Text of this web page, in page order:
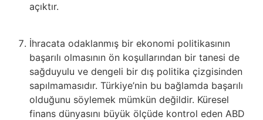
açıktır.
İhracata odaklanmış bir ekonomi politikasının
başarılı olmasının ön koşullarından bir tanesi de
sağduyulu ve dengeli bir dış politika çizgisinden
sapılmamasıdır. Türkiye’nin bu bağlamda başarılı
olduğunu söylemek mümkün değildir. Küresel
finans dünyasını büyük ölçüde kontrol eden ABD